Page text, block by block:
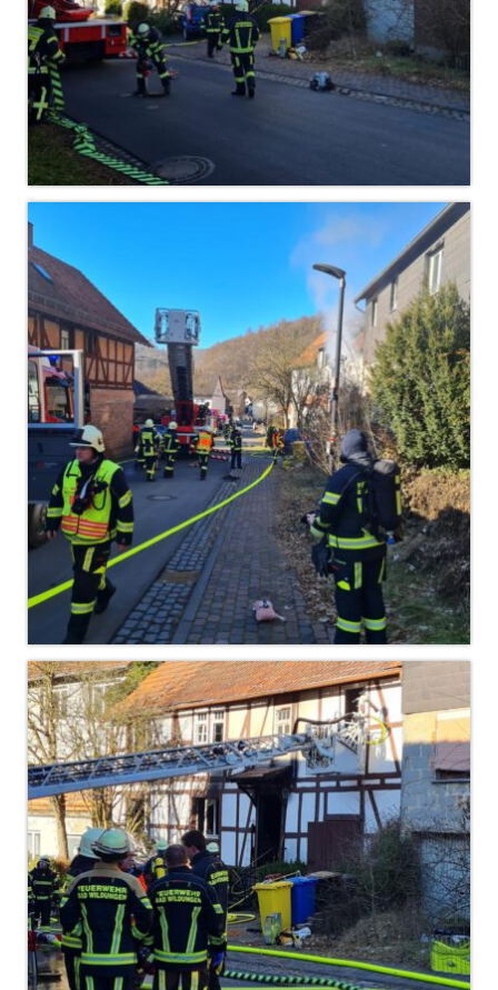
Christkindwiegen 2023
Christkindwiegen 2022
Christkindwiegen 2021
Christkindwiegen 2019
Christkindwiegen 2018
Christkindwiegen 2017
Jahreskonzert 2017
Oktoberfestkonzert 2018
Jahreskonzert 2019
Benefizkonzert 2021
Oktoberfestkonzert 2022
Verein
Tagesfahrt 2017
Fahrzeuge & Technik
Stützpunkt
Einsatzfahrzeuge
Einsatzleitwagen ELW 1
Hilfeleistungslöschgruppenfahrzeug HLF
20
Drehleiter DLK 23/12
Staffellöschfahrzeug StLF 20/25